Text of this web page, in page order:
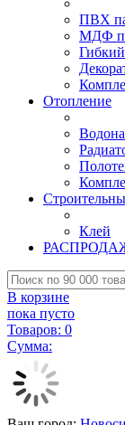
ПВХ
МДФ
Отопление
Клей
В корзине
пока пусто
Товаров: 0
Сумма: